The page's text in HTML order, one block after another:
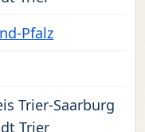
Pfalz
Trier-Saarburg
Trier